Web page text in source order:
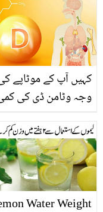
کہیں آپ کے موٹاپے
وجہ وٹامن ڈی کی
سے موٹاپے کا کیا
Water Weight